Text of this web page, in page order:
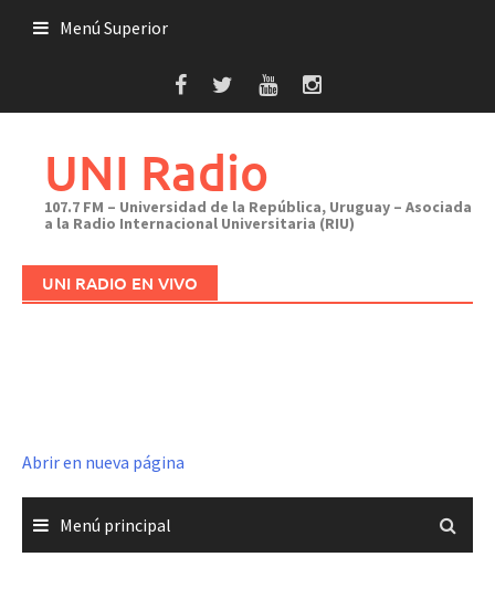
Menú Superior
UNI Radio
107.7 FM – Universidad de la República, Uruguay – Asociada
a la Radio Internacional Universitaria (RIU)
UNI RADIO EN VIVO
Abrir en nueva página
Menú principal